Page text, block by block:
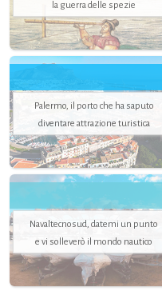
la guerra delle spezie
Palermo, il porto che ha saputo
diventare attrazione turistica
Navaltecnosud, datemi un punto
e vi solleverò il mondo nautico